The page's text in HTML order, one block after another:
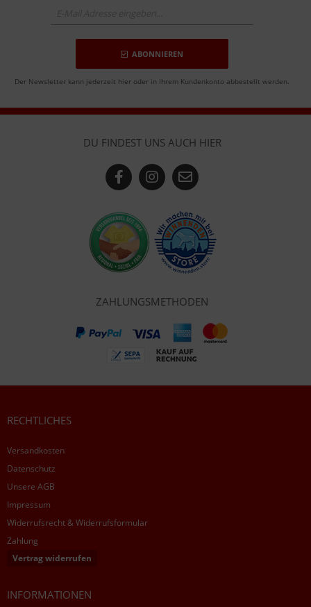
ABONNIEREN
Der Newsletter kann jederzeit hier oder in Ihrem Kundenkonto abbestellt werden.
DU FINDEST UNS AUCH HIER
ZAHLUNGSMETHODEN
RECHTLICHES
Versandkosten
Datenschutz
Unsere AGB
Impressum
Widerrufsrecht & Widerrufsformular
Zahlung
Vertrag widerrufen
INFORMATIONEN